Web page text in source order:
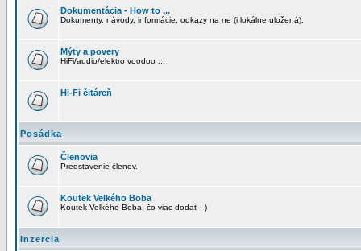
Dokumentácia - How to ...
Dokumenty, návody, informácie, odkazy na ne (i lokálne uložená).
Mýty a povery
HiFi/audio/elektro voodoo ...
Hi-Fi čitáreň
Posádka
Členovia
Predstavenie členov.
Koutek Velkého Boba
Koutek Velkého Boba, čo viac dodať :-)
Inzercia